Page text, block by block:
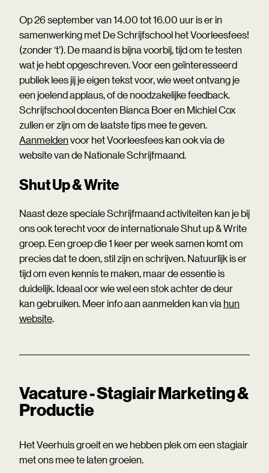
Op 26 september van 14.00 tot 16.00 uur is er in
samenwerking met De Schrijfschool het Voorleesfees!
(zonder ‘t’). De maand is bijna voorbij, tijd om te testen
wat je hebt opgeschreven. Voor een geïnteresseerd
publiek lees jij je eigen tekst voor, wie weet ontvang je
een joelend applaus, of de noodzakelijke feedback.
Schrijfschool docenten Bianca Boer en Michiel Cox
zullen er zijn om de laatste tips mee te geven.
Aanmeldenvoor het Voorleesfees kan ook via de
website van de Nationale Schrijfmaand.
Shut Up & Write
Naast deze speciale Schrijfmaand activiteiten kan je bij
ons ook terecht voor de internationale Shut up & Write
groep. Een groep die 1 keer per week samen komt om
precies dat te doen, stil zijn en schrijven. Natuurlijk is er
tijd om even kennis te maken, maar de essentie is
duidelijk. Ideaal oor wie wel een stok achter de deur
kan gebruiken. Meer info aan aanmelden kan via hun
website.
Vacature - Stagiair Marketing &
Productie
Het Veerhuis groeit en we hebben plek om een stagiair
met ons mee te laten groeien.